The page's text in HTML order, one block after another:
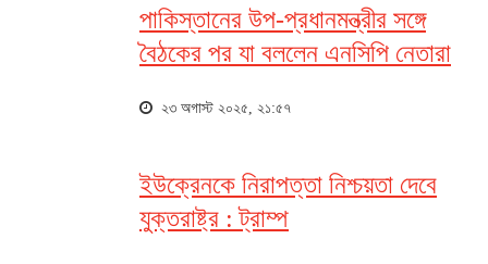
পাকিস্তানের উপ-প্রধানমন্ত্রীর সঙ্গে
বৈঠকের পর যা বললেন এনসিপি নেতারা
২৩ অগাস্ট ২০২৫, ২১:৫৭
ইউক্রেনকে নিরাপত্তা নিশ্চয়তা দেবে
যুক্তরাষ্ট্র : ট্রাম্প